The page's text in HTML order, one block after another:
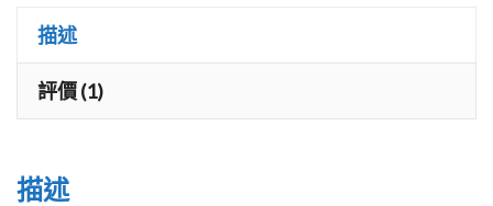
音
描述
評價 (1)
描述